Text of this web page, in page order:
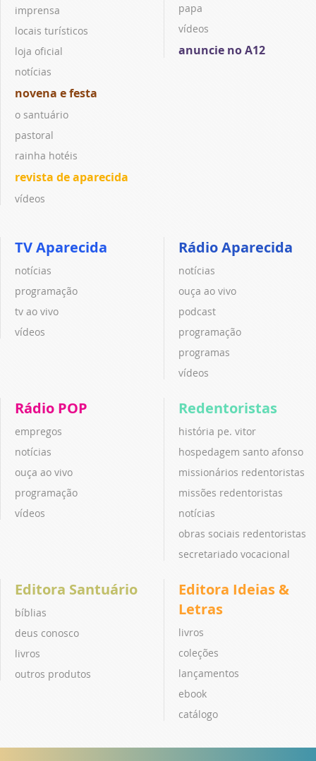
imprensa
locais turísticos
loja oficial
notícias
novena e festa
o santuário
pastoral
rainha hotéis
revista de aparecida
vídeos
papa
vídeos
anuncie no A12
TV Aparecida
notícias
programação
tv ao vivo
vídeos
Rádio Aparecida
notícias
ouça ao vivo
podcast
programação
programas
vídeos
Rádio POP
empregos
notícias
ouça ao vivo
programação
vídeos
Redentoristas
história pe. vitor
hospedagem santo afonso
missionários redentoristas
missões redentoristas
notícias
obras sociais redentoristas
secretariado vocacional
Editora Santuário
bíblias
deus conosco
livros
outros produtos
Editora Ideias &
Letras
livros
coleções
lançamentos
ebook
catálogo